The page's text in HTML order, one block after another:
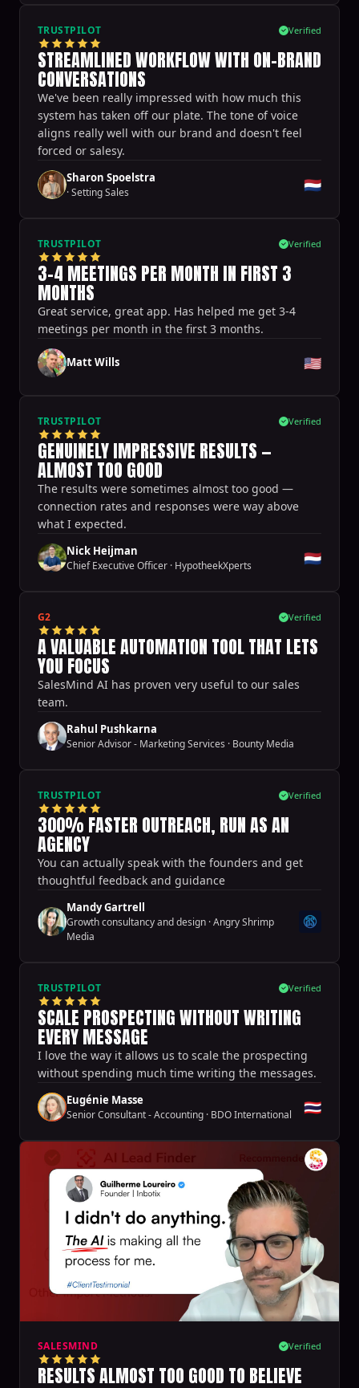
TRUSTPILOT Verified
STREAMLINED WORKFLOW WITH ON-BRAND
CONVERSATIONS
We've been really impressed with how much this
system has taken off our plate. The tone of voice
aligns really well with our brand and doesn't feel
forced or salesy.
Sharon Spoelstra
·Setting Sales 🇳🇱
TRUSTPILOT Verified
3-4 MEETINGS PER MONTH IN FIRST 3
MONTHS
Great service, great app. Has helped me get 3-4
meetings per month in the first 3 months.
Matt Wills 🇺🇸
TRUSTPILOT Verified
GENUINELY IMPRESSIVE RESULTS —
ALMOST TOO GOOD
The results were sometimes almost too good —
connection rates and responses were way above
what I expected.
Nick Heijman
Chief Executive Officer · HypotheekXperts 🇳🇱
G2 Verified
A VALUABLE AUTOMATION TOOL THAT LETS
YOU FOCUS
SalesMind AI has proven very useful to our sales
team.
Rahul Pushkarna
Senior Advisor - Marketing Services · Bounty Media
TRUSTPILOT Verified
300% FASTER OUTREACH, RUN AS AN
AGENCY
You can actually speak with the founders and get
thoughtful feedback and guidance
Mandy Gartrell
Growth consultancy and design ·Angry Shrimp
Media
TRUSTPILOT Verified
SCALE PROSPECTING WITHOUT WRITING
EVERY MESSAGE
I love the way it allows us to scale the prospecting
without spending much time writing the messages.
Eugénie Masse
Senior Consultant - Accounting · BDO International 🇹🇭
SALESMIND Verified
RESULTS ALMOST TOO GOOD TO BELIEVE